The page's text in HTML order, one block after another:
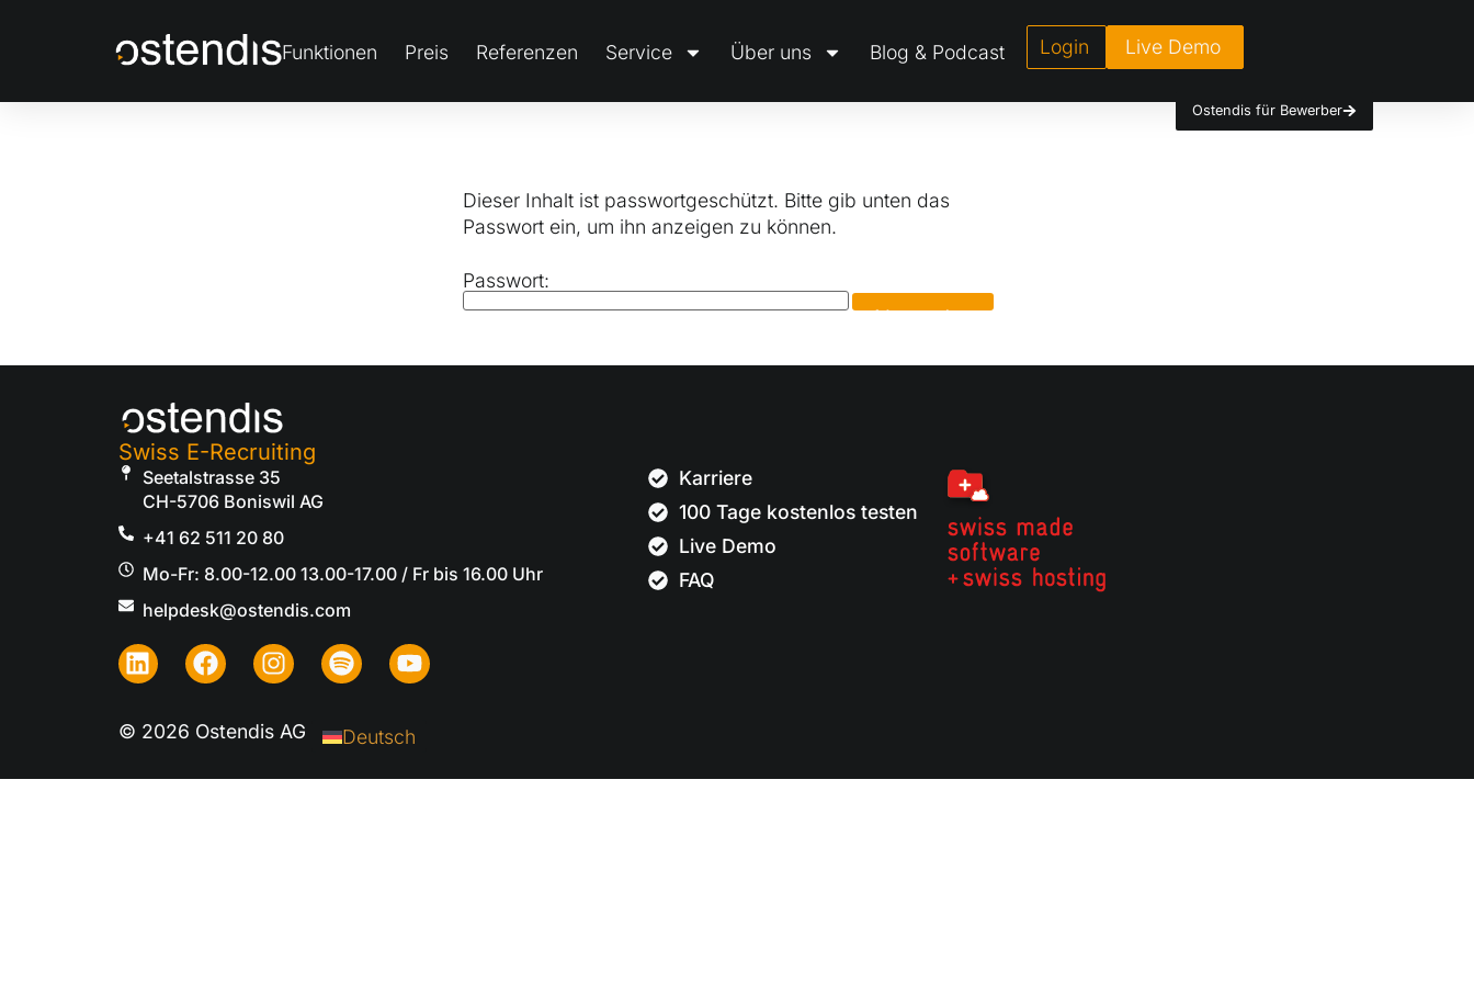
Funktionen Preis Referenzen Service Über uns Blog & Podcast Login Live Demo
Ostendis für Bewerber
Dieser Inhalt ist passwortgeschützt. Bitte gib unten das
Passwort ein, um ihn anzeigen zu können.
Passwort:
Swiss E-Recruiting
Seetalstrasse 35
CH-5706 Boniswil AG
+41 62 511 20 80
Mo-Fr: 8.00-12.00 13.00-17.00 / Fr bis 16.00 Uhr
helpdesk@ostendis.com
Karriere
100 Tage kostenlos testen
Live Demo
FAQ
© 2026 Ostendis AG Deutsch